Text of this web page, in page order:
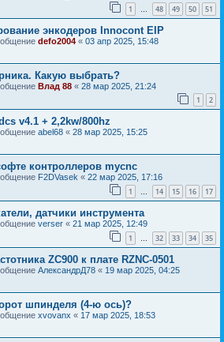
1 … 48 49 50 51
энкодеров Innocont EIP
defo2004 « 03 апр 2025, 15:48
Какую выбрать?
Влад 88 « 28 мар 2025, 21:24
1 2
v4.1 + 2,2kw/800hz
abel68 « 28 мар 2025, 15:25
контроллеров mycnc
F2DVasek « 22 мар 2025, 17:16
1 … 14 15 16 17
датчики инструмента
verser « 21 мар 2025, 12:49
1 32 33 34 35
ZC900 к плате RZNC-0501
АлександрД78 « 19 мар 2025, 04:25
шпинделя (4-ю ось)?
xvovanx « 17 мар 2025, 18:53